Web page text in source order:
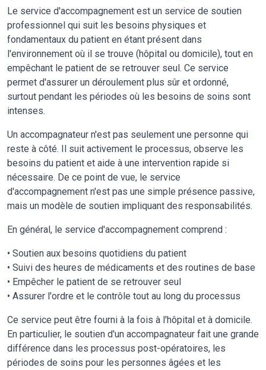
Le service d'accompagnement est un service de soutien
professionnel qui suit les besoins physiques et
fondamentaux du patient en étant présent dans
l'environnement où il se trouve (hôpital ou domicile), tout en
empêchant le patient de se retrouver seul. Ce service
permet d'assurer un déroulement plus sûr et ordonné,
surtout pendant les périodes où les besoins de soins sont
intenses.
Un accompagnateur n'est pas seulement une personne qui
reste à côté. Il suit activement le processus, observe les
besoins du patient et aide à une intervention rapide si
nécessaire. De ce point de vue, le service
d'accompagnement n'est pas une simple présence passive,
mais un modèle de soutien impliquant des responsabilités.
En général, le service d'accompagnement comprend :
• Soutien aux besoins quotidiens du patient
• Suivi des heures de médicaments et des routines de base
• Empêcher le patient de se retrouver seul
• Assurer l'ordre et le contrôle tout au long du processus
Ce service peut être fourni à la fois à l'hôpital et à domicile.
En particulier, le soutien d'un accompagnateur fait une grande
différence dans les processus post-opératoires, les
périodes de soins pour les personnes âgées et les